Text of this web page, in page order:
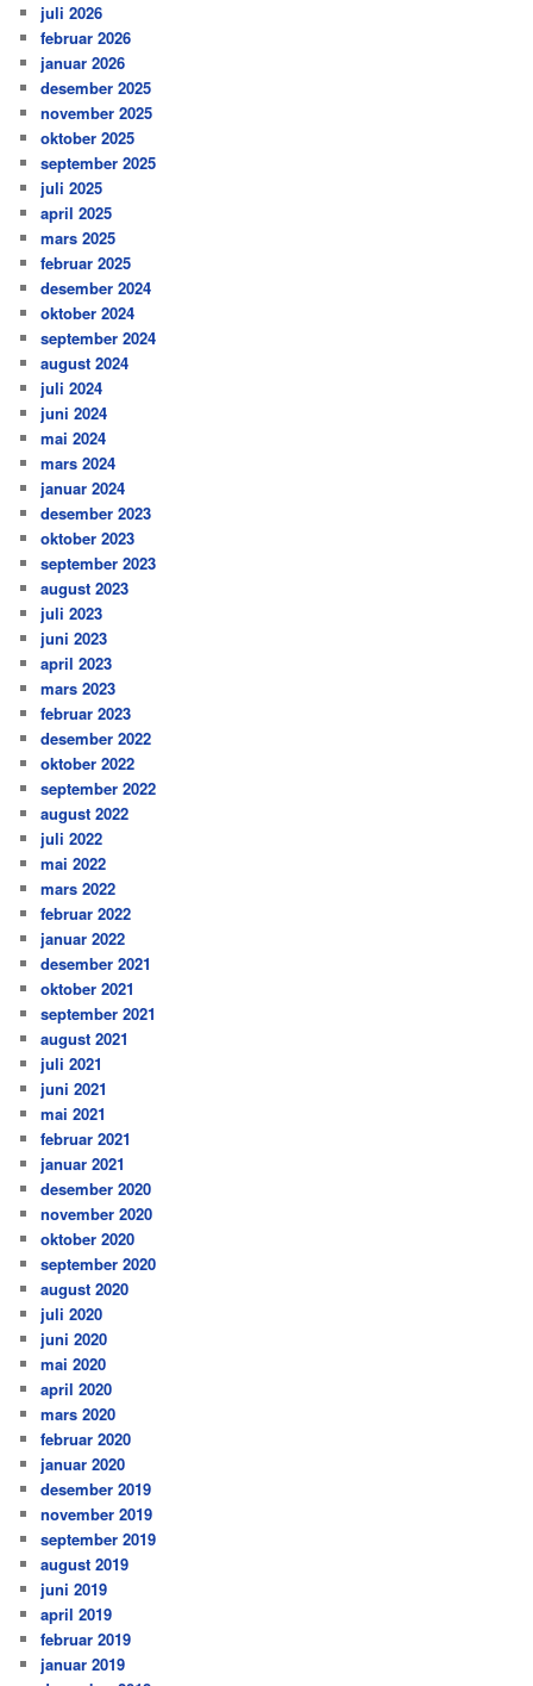
juli 2026
februar 2026
januar 2026
desember 2025
november 2025
oktober 2025
september 2025
juli 2025
april 2025
mars 2025
februar 2025
desember 2024
oktober 2024
september 2024
august 2024
juli 2024
juni 2024
mai 2024
mars 2024
januar 2024
desember 2023
oktober 2023
september 2023
august 2023
juli 2023
juni 2023
april 2023
mars 2023
februar 2023
desember 2022
oktober 2022
september 2022
august 2022
juli 2022
mai 2022
mars 2022
februar 2022
januar 2022
desember 2021
oktober 2021
september 2021
august 2021
juli 2021
juni 2021
mai 2021
februar 2021
januar 2021
desember 2020
november 2020
oktober 2020
september 2020
august 2020
juli 2020
juni 2020
mai 2020
april 2020
mars 2020
februar 2020
januar 2020
desember 2019
november 2019
september 2019
august 2019
juni 2019
april 2019
februar 2019
januar 2019